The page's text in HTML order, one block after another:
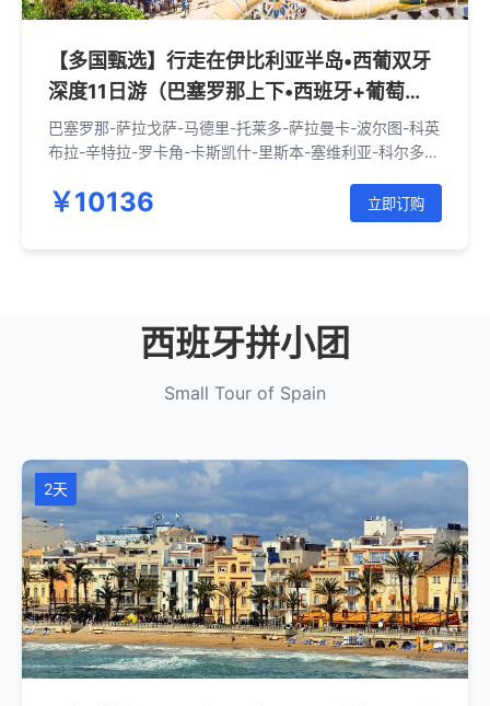
【多国甄选】行走在伊比利亚半岛•西葡双牙
深度11日游（巴塞罗那上下•西班牙+葡萄
牙）
巴塞罗那-萨拉戈萨-马德里-托莱多-萨拉曼卡-波尔图-科英
布拉-辛特拉-罗卡角-卡斯凯什-里斯本-塞维利亚-科尔多
￥10136 立即订购
西班牙拼小团
Small Tour of Spain
2天